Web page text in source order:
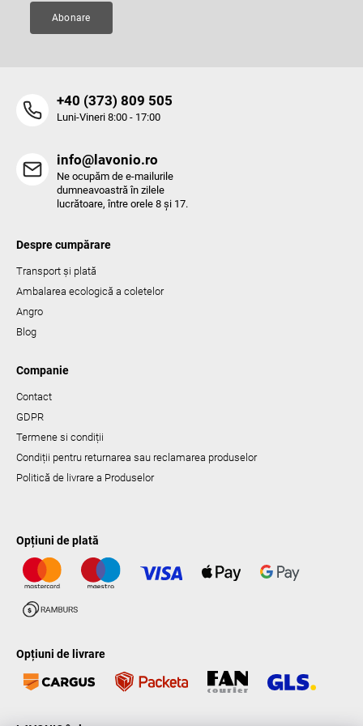
Abonare
‭+40 (373) 809 505‬
Luni-Vineri 8:00 - 17:00
info@lavonio.ro
Ne ocupăm de e-mailurile
dumneavoastră în zilele
lucrătoare, între orele 8 și 17.
Despre cumpărare
Transport și plată
Ambalarea ecologică a coletelor
Angro
Blog
Companie
Contact
GDPR
Termene si condiții
Condiții pentru returnarea sau reclamarea produselor
Politică de livrare a Produselor
Opțiuni de plată
Opțiuni de livrare